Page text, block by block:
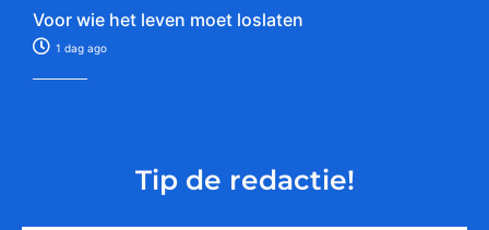
Voor wie het leven moet loslaten
1 dag ago
Tip de redactie!